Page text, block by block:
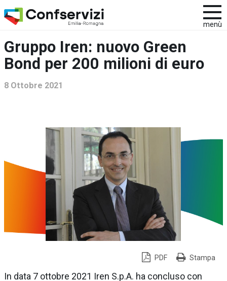
menù
Gruppo Iren: nuovo Green
Bond per 200 milioni di euro
8 Ottobre 2021
PDF Stampa
In data 7 ottobre 2021 Iren S.p.A. ha concluso con